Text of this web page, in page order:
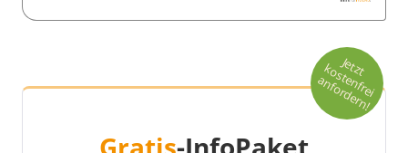
Je
t
z
t
k
o
s
t
e
n
fr
e
i
a
n
fo
r
d
e
r
n
!